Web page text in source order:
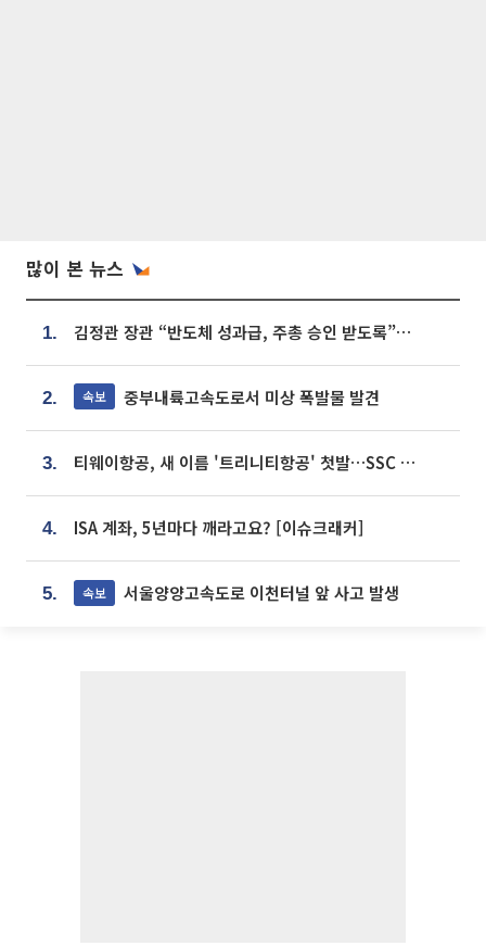
많이 본 뉴스
1. 김정관 장관 “반도체 성과급, 주총 승인 받도록”…상법·자본시장법 개정 시사
2. 속보 중부내륙고속도로서 미상 폭발물 발견
3. 티웨이항공, 새 이름 '트리니티항공' 첫발…SSC 전략 본격화
4. ISA 계좌, 5년마다 깨라고요? [이슈크래커]
5. 속보 서울양양고속도로 이천터널 앞 사고 발생